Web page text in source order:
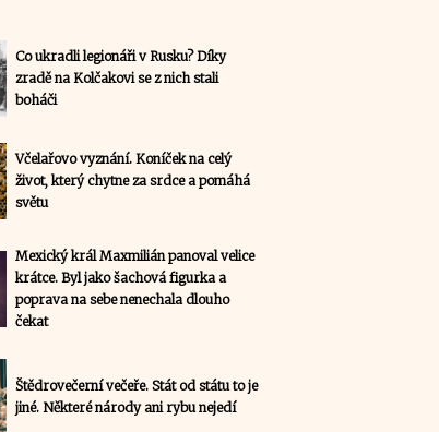
Co ukradli legionáři v Rusku? Díky
zradě na Kolčakovi se z nich stali
boháči
Včelařovo vyznání. Koníček na celý
život, který chytne za srdce a pomáhá
světu
Mexický král Maxmilián panoval velice
krátce. Byl jako šachová figurka a
poprava na sebe nenechala dlouho
čekat
Štědrovečerní večeře. Stát od státu to je
jiné. Některé národy ani rybu nejedí